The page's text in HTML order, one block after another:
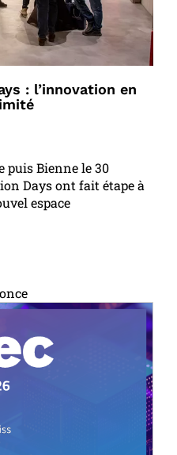
: l’innovation en
puis Bienne le 30
Days ont fait étape à
espace